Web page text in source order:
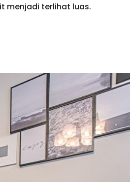
menjadi terlihat luas.